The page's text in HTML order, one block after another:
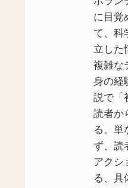
に目覚
て、科
立した
複雑な
身の経
説で「
読者か
る。単
ず、読
アクシ
る、具